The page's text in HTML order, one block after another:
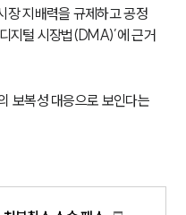
장 지배력을 규제하고 공정
지털 시장법(DMA)’에 근거
보복성 대응으로 보인다는